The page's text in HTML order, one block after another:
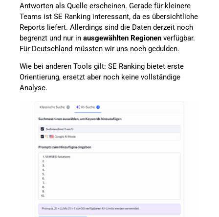
Antworten als Quelle erscheinen. Gerade für kleinere
Teams ist SE Ranking interessant, da es übersichtliche
Reports liefert. Allerdings sind die Daten derzeit noch
begrenzt und nur in ausgewählten Regionen verfügbar.
Für Deutschland müssten wir uns noch gedulden.
Wie bei anderen Tools gilt: SE Ranking bietet erste
Orientierung, ersetzt aber noch keine vollständige
Analyse.